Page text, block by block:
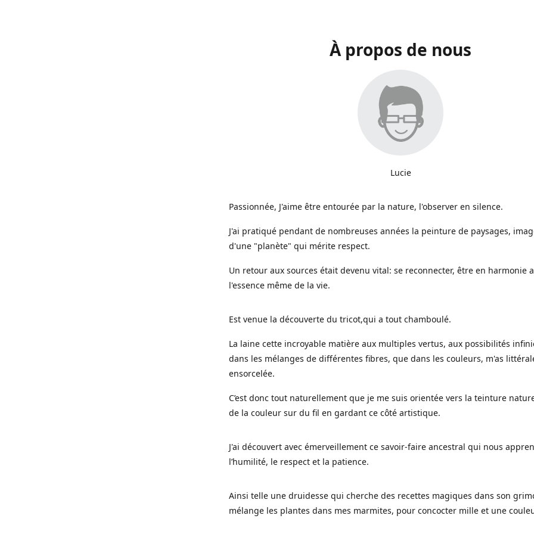
À propos de nous
Lucie
Passionnée, J'aime être entourée par la nature, l'observer en silence.
J'ai pratiqué pendant de nombreuses années la peinture de paysages,
d'une "planète" qui mérite respect.
Un retour aux sources était devenu vital: se reconnecter, être en harmonie
l'essence même de la vie.
Est venue la découverte du tricot,qui a tout chamboulé.
La laine cette incroyable matière aux multiples vertus, aux possibilités
dans les mélanges de différentes fibres, que dans les couleurs, m'as
ensorcelée.
C’est donc tout naturellement que je me suis orientée vers la teinture
de la couleur sur du fil en gardant ce côté artistique.
J'ai découvert avec émerveillement ce savoir-faire ancestral qui nous
l’humilité, le respect et la patience.
Ainsi telle une druidesse qui cherche des recettes magiques dans son
mélange les plantes dans mes marmites, pour concocter mille et une